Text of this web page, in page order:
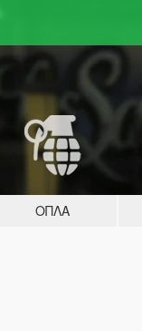
ΌΠΛΑ